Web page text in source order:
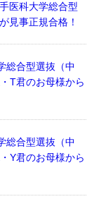
医科大学総合型
見事正規合格！
総合型選抜（中
T君のお母様から
総合型選抜（中
Y君のお母様から